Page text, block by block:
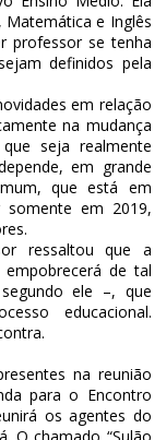
Matemática e Inglês
professor se tenha
definidos pela
em relação
na mudança
seja realmente
em grande
que está em
somente em 2019,
ressaltou que a
empobrecerá de tal
ele –, que
educacional.
na reunião
para o Encontro
os agentes do